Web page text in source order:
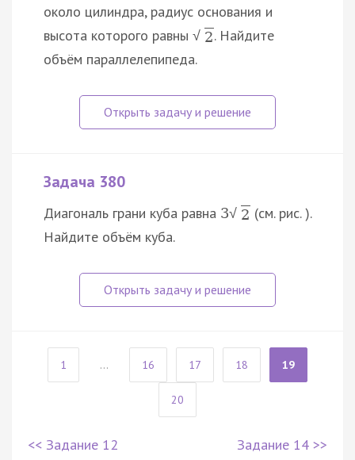
около цилиндра, радиус основания и
высота которого равны √ 2. Найдите
объём параллелепипеда.
Задача 380
Диагональ грани куба равна 3√ 2 (см. рис. ).
Найдите объём куба.
1 ... 16 17 18 19
20
<< Задание 12 Задание 14 >>